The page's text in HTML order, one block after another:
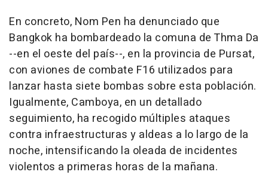
En concreto, Nom Pen ha denunciado que
Bangkok ha bombardeado la comuna de Thma Da
--en el oeste del país--, en la provincia de Pursat,
con aviones de combate F16 utilizados para
lanzar hasta siete bombas sobre esta población.
Igualmente, Camboya, en un detallado
seguimiento, ha recogido múltiples ataques
contra infraestructuras y aldeas a lo largo de la
noche, intensificando la oleada de incidentes
violentos a primeras horas de la mañana.